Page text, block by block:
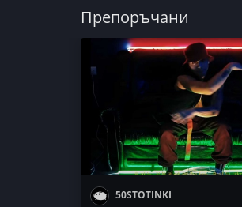
Препоръчани
50STOTINKI